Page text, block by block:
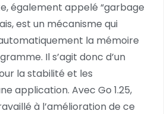
également appelé “garbage
est un mécanisme qui
la mémoire
Il s’agit donc d’un
la stabilité et les
application. Avec Go 1.25,
à l’amélioration de ce